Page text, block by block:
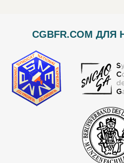
CGBFR.COM